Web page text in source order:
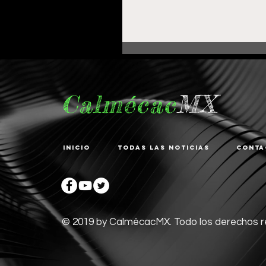
Fortalece Gobierno de
Pepe Saldívar la
educación en La
comodato de Centro de
CalmécacMX
Inicio Todas las noticias
© 2019 by CalmécacMX. Todo los derechos